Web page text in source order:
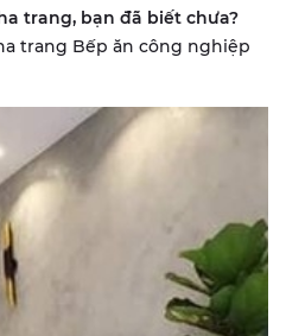
trang, bạn đã biết chưa?
trang Bếp ăn công nghiệp